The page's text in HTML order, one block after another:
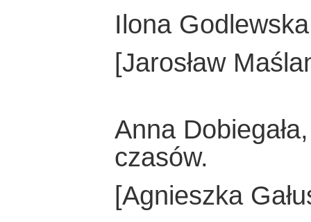
Ilona
[Jarosław
Anna
czasów.
[Agnieszka